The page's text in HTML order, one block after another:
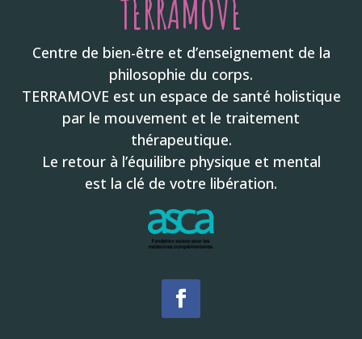
TERRAMOVE
Centre de bien-être et d’enseignement de la
philosophie du corps.
TERRAMOVE est un espace de santé holistique
par le mouvement et le traitement
thérapeutique.
Le retour à l’équilibre physique et mental
est la clé de votre libération.